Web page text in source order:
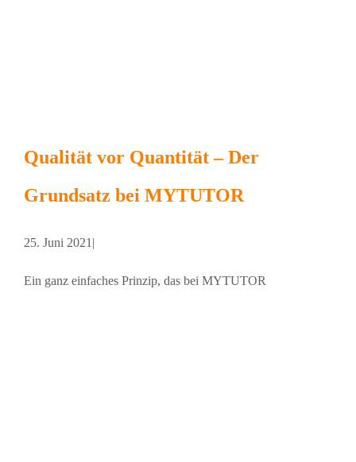
Qualität vor Quantität – Der
Grundsatz bei MYTUTOR
25. Juni 2021 |
Ein ganz einfaches Prinzip, das bei MYTUTOR